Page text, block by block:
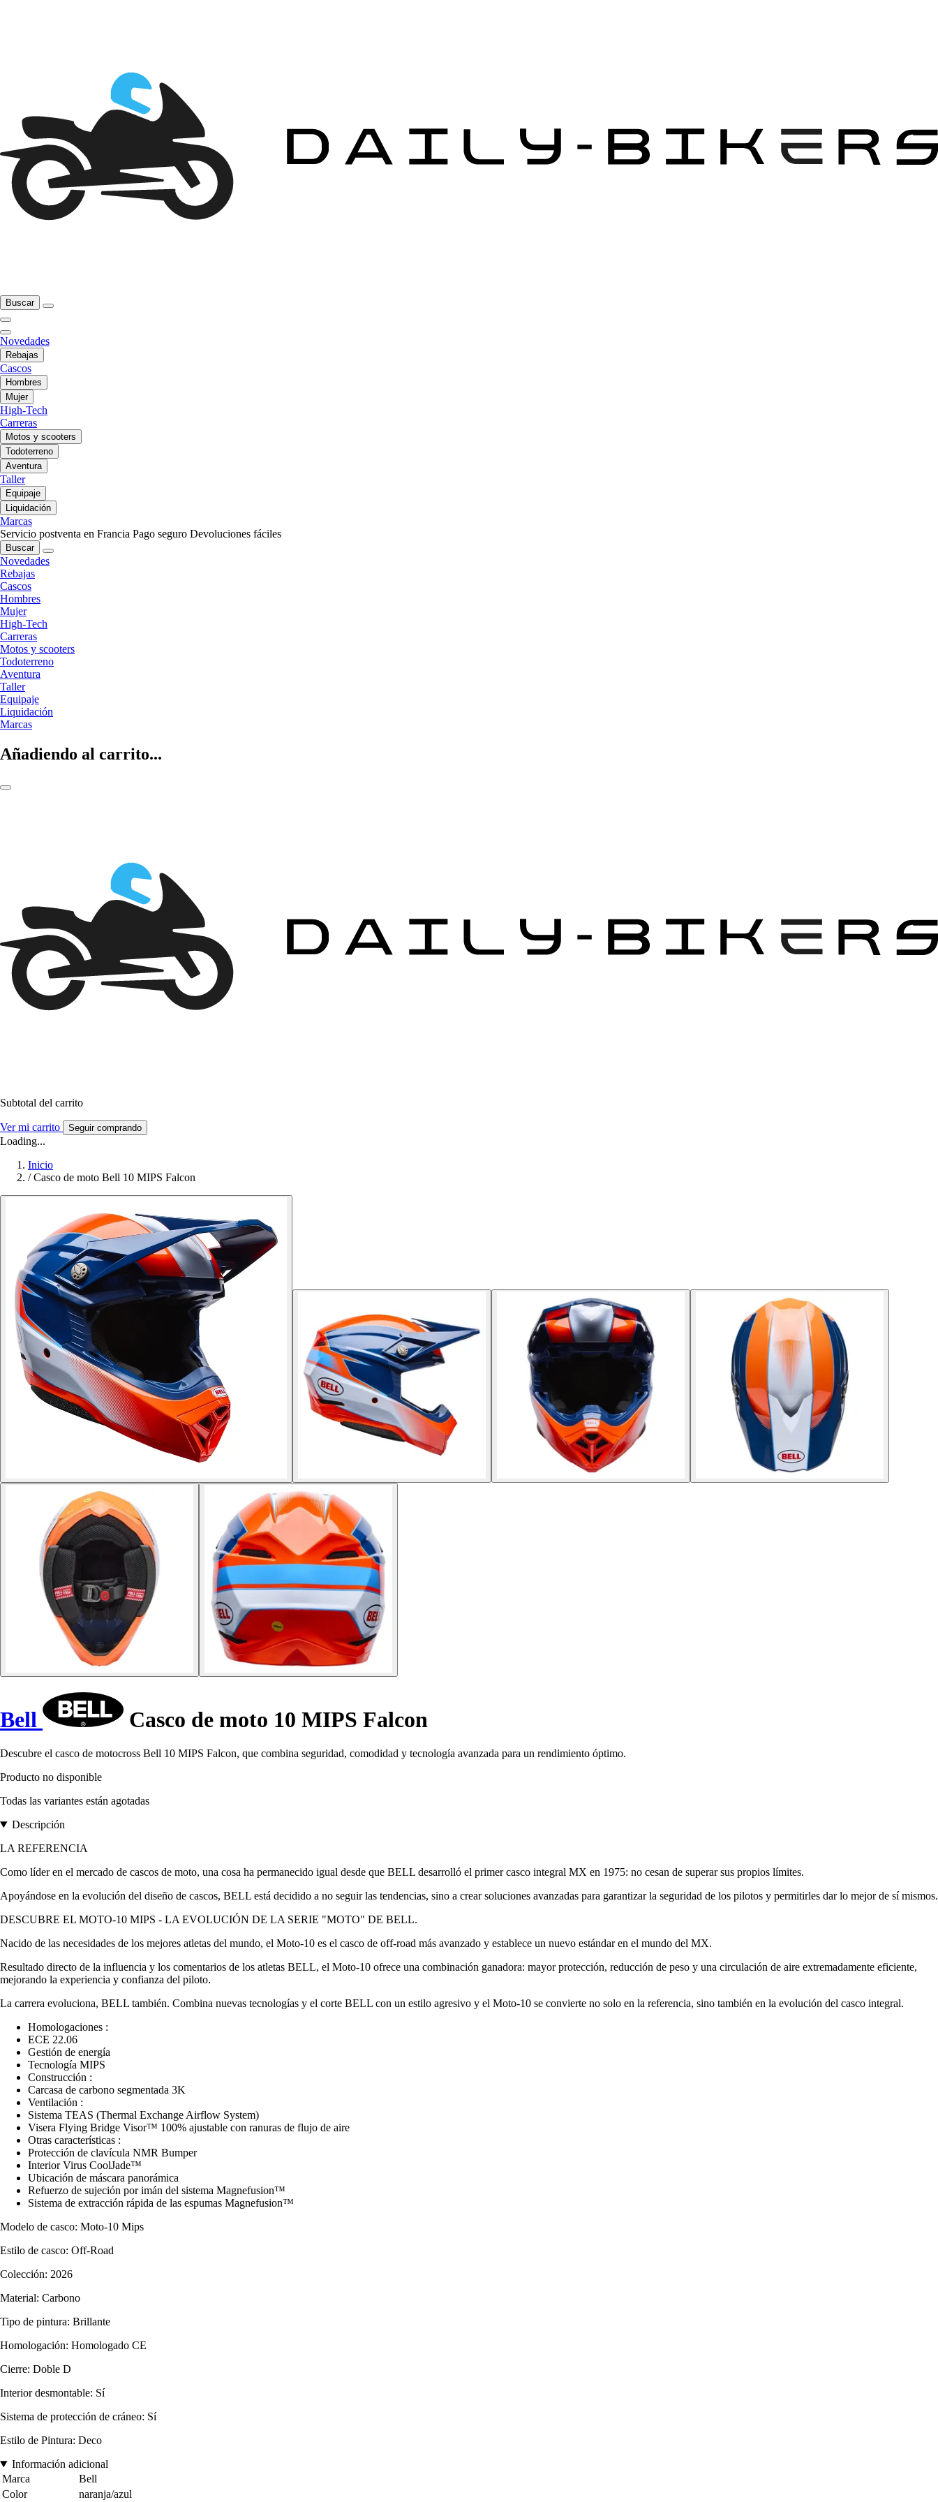
Buscar
Novedades
Rebajas
Cascos
Hombres
Mujer
High-Tech
Carreras
Motos y scooters
Todoterreno
Aventura
Taller
Equipaje
Liquidación
Marcas
Servicio postventa en Francia Pago seguro Devoluciones fáciles
Buscar
Novedades
Rebajas
Cascos
Hombres
Mujer
High-Tech
Carreras
Motos y scooters
Todoterreno
Aventura
Taller
Equipaje
Liquidación
Marcas
Añadiendo al carrito...
Subtotal del carrito
Ver mi carrito Seguir comprando
Loading...
Inicio
/ Casco de moto Bell 10 MIPS Falcon
Bell Casco de moto 10 MIPS Falcon
Descubre el casco de motocross Bell 10 MIPS Falcon, que combina seguridad, comodidad y tecnología avanzada para un rendimiento óptimo.
Producto no disponible
Todas las variantes están agotadas
Descripción
LA REFERENCIA
Como líder en el mercado de cascos de moto, una cosa ha permanecido igual desde que BELL desarrolló el primer casco integral MX en 1975: no cesan de superar sus propios límites.
Apoyándose en la evolución del diseño de cascos, BELL está decidido a no seguir las tendencias, sino a crear soluciones avanzadas para garantizar la seguridad de los pilotos y permitirles dar lo mejor de sí mismos.
DESCUBRE EL MOTO-10 MIPS - LA EVOLUCIÓN DE LA SERIE "MOTO" DE BELL.
Nacido de las necesidades de los mejores atletas del mundo, el Moto-10 es el casco de off-road más avanzado y establece un nuevo estándar en el mundo del MX.
Resultado directo de la influencia y los comentarios de los atletas BELL, el Moto-10 ofrece una combinación ganadora: mayor protección, reducción de peso y una circulación de aire extremadamente eficiente,
mejorando la experiencia y confianza del piloto.
La carrera evoluciona, BELL también. Combina nuevas tecnologías y el corte BELL con un estilo agresivo y el Moto-10 se convierte no solo en la referencia, sino también en la evolución del casco integral.
Homologaciones :
ECE 22.06
Gestión de energía
Tecnología MIPS
Construcción :
Carcasa de carbono segmentada 3K
Ventilación :
Sistema TEAS (Thermal Exchange Airflow System)
Visera Flying Bridge Visor™ 100% ajustable con ranuras de flujo de aire
Otras características :
Protección de clavícula NMR Bumper
Interior Virus CoolJade™
Ubicación de máscara panorámica
Refuerzo de sujeción por imán del sistema Magnefusion™
Sistema de extracción rápida de las espumas Magnefusion™
Modelo de casco: Moto-10 Mips
Estilo de casco: Off-Road
Colección: 2026
Material: Carbono
Tipo de pintura: Brillante
Homologación: Homologado CE
Cierre: Doble D
Interior desmontable: Sí
Sistema de protección de cráneo: Sí
Estilo de Pintura: Deco
Información adicional
Marca
Bell
Color
naranja/azul